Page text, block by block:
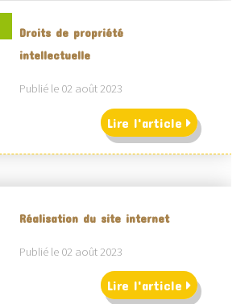
Droits de propriété
intellectuelle
Publié le 02 août 2023
Lire l'article
Réalisation du site internet
Publié le 02 août 2023
Lire l'article